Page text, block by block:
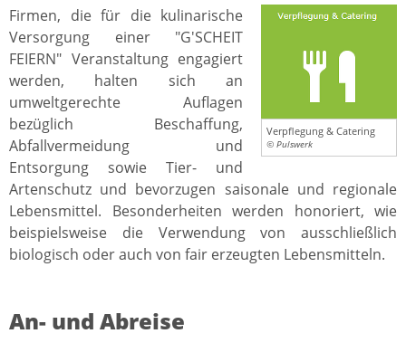
Verpflegung & Catering
© Pulswerk
Firmen, die für die kulinarische
Versorgung einer "G'SCHEIT
FEIERN" Veranstaltung engagiert
werden, halten sich an
umweltgerechte Auflagen
bezüglich Beschaffung,
Abfallvermeidung und
Entsorgung sowie Tier- und
Artenschutz und bevorzugen saisonale und regionale
Lebensmittel. Besonderheiten werden honoriert, wie
beispielsweise die Verwendung von ausschließlich
biologisch oder auch von fair erzeugten Lebensmitteln.
An- und Abreise